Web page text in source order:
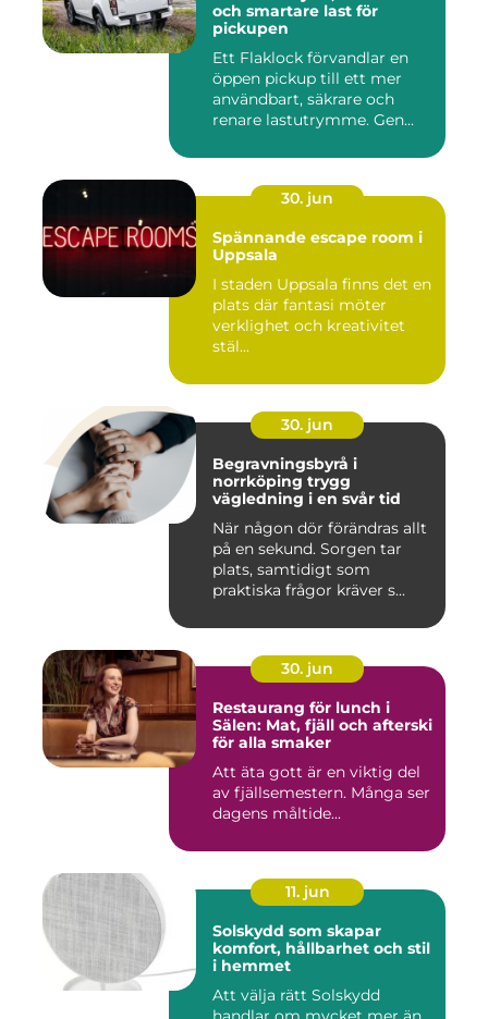
och smartare last för
pickupen
Ett Flaklock förvandlar en
öppen pickup till ett mer
användbart, säkrare och
renare lastutrymme. Gen...
30. jun
Spännande escape room i
Uppsala
I staden Uppsala finns det en
plats där fantasi möter
verklighet och kreativitet
stäl...
30. jun
Begravningsbyrå i
norrköping trygg
vägledning i en svår tid
När någon dör förändras allt
på en sekund. Sorgen tar
plats, samtidigt som
praktiska frågor kräver s...
30. jun
Restaurang för lunch i
Sälen: Mat, fjäll och afterski
för alla smaker
Att äta gott är en viktig del
av fjällsemestern. Många ser
dagens måltide...
11. jun
Solskydd som skapar
komfort, hållbarhet och stil
i hemmet
Att välja rätt Solskydd